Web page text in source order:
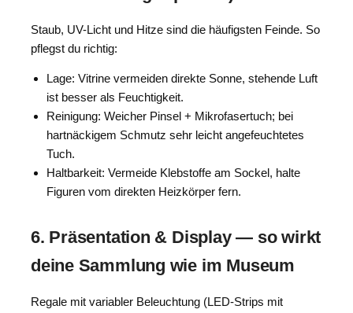
Staub, UV-Licht und Hitze sind die häufigsten Feinde. So
pflegst du richtig:
Lage: Vitrine vermeiden direkte Sonne, stehende Luft
ist besser als Feuchtigkeit.
Reinigung: Weicher Pinsel + Mikrofasertuch; bei
hartnäckigem Schmutz sehr leicht angefeuchtetes
Tuch.
Haltbarkeit: Vermeide Klebstoffe am Sockel, halte
Figuren vom direkten Heizkörper fern.
6. Präsentation & Display — so wirkt
deine Sammlung wie im Museum
Regale mit variabler Beleuchtung (LED-Strips mit